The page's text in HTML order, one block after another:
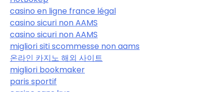
casino en ligne france légal
casino sicuri non AAMS
casino sicuri non AAMS
migliori siti scommesse non aams
온라인 카지노 해외 사이트
migliori bookmaker
paris sportif